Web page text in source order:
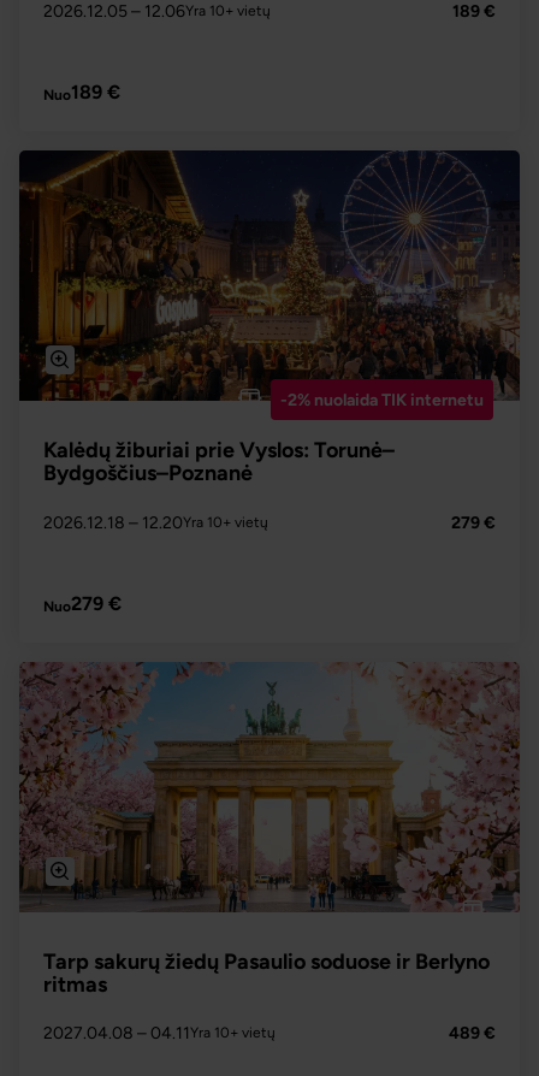
2026.12.05 – 12.06Yra 10+ vietų 189 €
Nuo189 €
-2% nuolaida TIK internetu
Kalėdų žiburiai prie Vyslos: Torunė–
Bydgoščius–Poznanė
2026.12.18 – 12.20Yra 10+ vietų 279 €
Nuo279 €
Tarp sakurų žiedų Pasaulio soduose ir Berlyno
ritmas
2027.04.08 – 04.11 Yra 10+ vietų 489 €